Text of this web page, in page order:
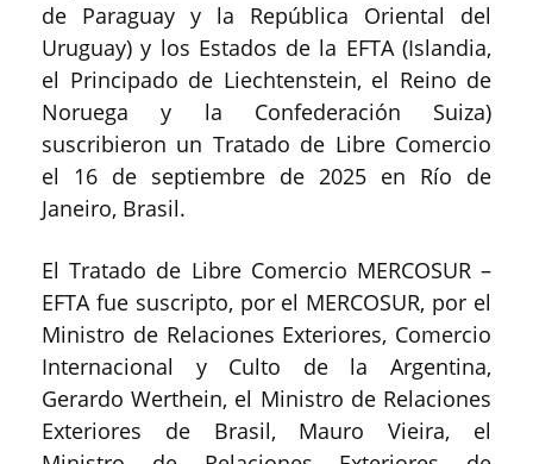
de Paraguay y la República Oriental del
Uruguay) y los Estados de la EFTA (Islandia,
el Principado de Liechtenstein, el Reino de
Noruega y la Confederación Suiza)
suscribieron un Tratado de Libre Comercio
el 16 de septiembre de 2025 en Río de
Janeiro, Brasil.
El Tratado de Libre Comercio MERCOSUR –
EFTA fue suscripto, por el MERCOSUR, por el
Ministro de Relaciones Exteriores, Comercio
Internacional y Culto de la Argentina,
Gerardo Werthein, el Ministro de Relaciones
Exteriores de Brasil, Mauro Vieira, el